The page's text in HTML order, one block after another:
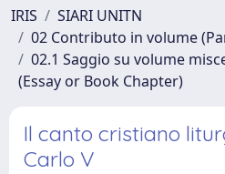
IRIS
SIARI UNITN
02 Contributo in volume
02.1 Saggio su volume
(Essay or Book Chapter)
Il canto cristiano
Carlo V